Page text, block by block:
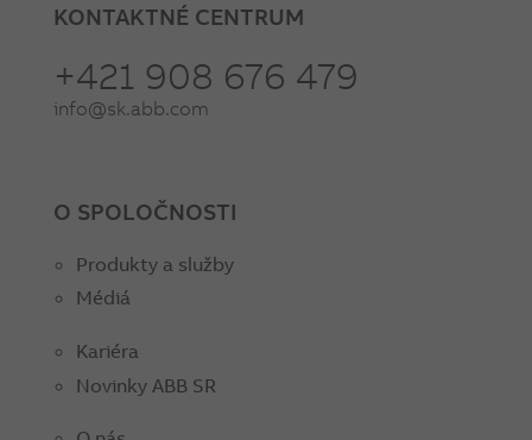
KONTAKTNÉ CENTRUM
+421 908 676 479
info@sk.abb.com
O SPOLOČNOSTI
Produkty a služby
Médiá
Kariéra
Novinky ABB SR